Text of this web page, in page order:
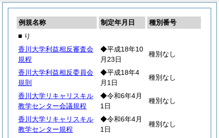
例規名称 制定年月日
種別番号
■ り
香川大学利益相反審査会
規程
◆平成18年10
月23日
種別なし
香川大学利益相反委員会
規則
◆平成18年4
月1日
種別なし
香川大学リキャリスキル
教学センター会議規程
◆令和6年4月
1日
種別なし
香川大学リキャリスキル
教学センター規程
◆令和6年4月
1日
種別なし